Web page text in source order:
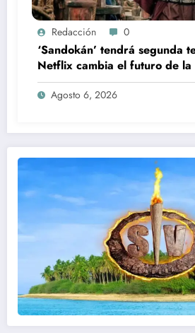
Redacción 0
‘Sandokán’ tendrá segunda
Netflix cambia el futuro de la
Agosto 6, 2026